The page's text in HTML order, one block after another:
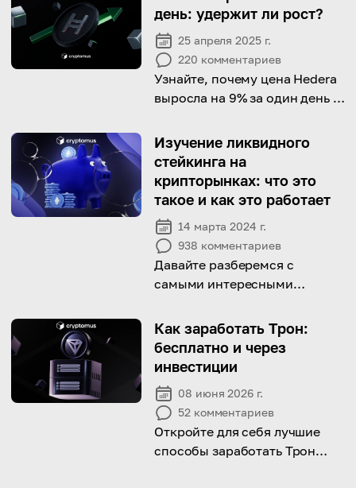
день: удержит ли рост?
25 апреля 2025 г.
220 комментариев
Узнайте, почему цена Hedera
выросла на 9% за один день и
следить дальше.
Изучение ликвидного
стейкинга на
крипторынках: что это
такое и как это работает
14 марта 2024 г.
938 комментариев
Давайте разберемся с
самыми интересными
стейкинге и изучим все его
особенности
Как заработать Трон:
бесплатно и через
инвестиции
08 июня 2026 г.
52 комментариев
Откройте для себя лучшие
способы заработать Трон